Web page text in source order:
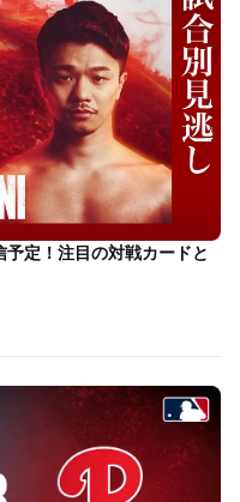
定！注目の対戦カードと